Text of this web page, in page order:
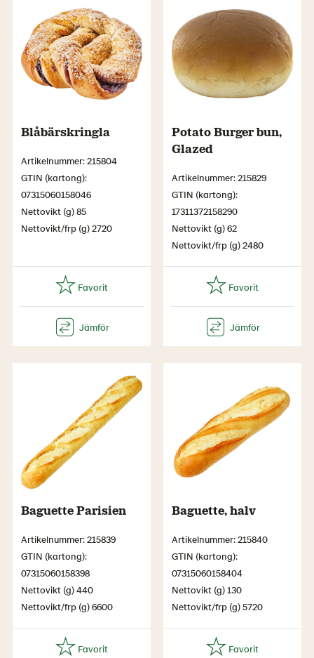
Blåbärskringla
Artikelnummer: 215804
GTIN (kartong):
07315060158046
Nettovikt (g) 85
Nettovikt/frp (g) 2720
Potato Burger bun,
Glazed
Artikelnummer: 215829
GTIN (kartong):
17311372158290
Nettovikt (g) 62
Nettovikt/frp (g) 2480
Baguette Parisien
Artikelnummer: 215839
GTIN (kartong):
07315060158398
Nettovikt (g) 440
Nettovikt/frp (g) 6600
Baguette, halv
Artikelnummer: 215840
GTIN (kartong):
07315060158404
Nettovikt (g) 130
Nettovikt/frp (g) 5720